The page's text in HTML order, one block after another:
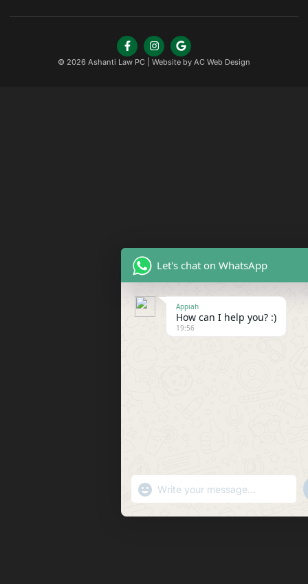
© 2026 Ashanti Law PC | Website by AC Web Design
Let's chat on WhatsApp
Appiah
How can I help you? :)
19:56
"+chaty_settings.lang.emoji_picker+"
WhatsApp